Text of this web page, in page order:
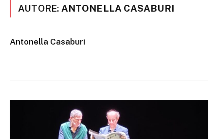
AUTORE: ANTONELLA CASABURI
Antonella Casaburi